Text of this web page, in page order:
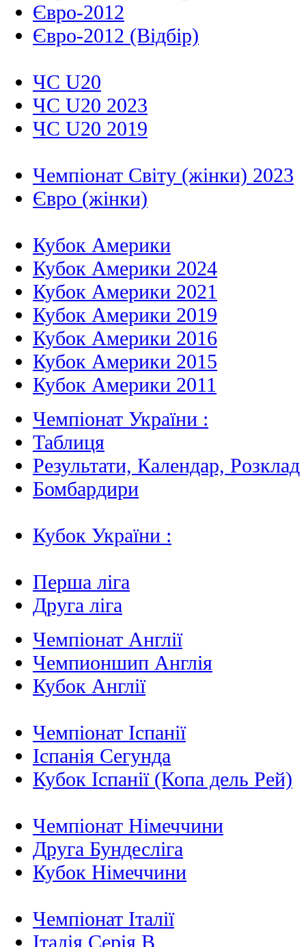
Євро-2012
Євро-2012 (Відбір)
ЧС U20
ЧС U20 2023
ЧС U20 2019
Чемпіонат Світу (жінки) 2023
Євро (жінки)
Кубок Америки
Кубок Америки 2024
Кубок Америки 2021
Кубок Америки 2019
Кубок Америки 2016
Кубок Америки 2015
Кубок Америки 2011
Чемпіонат України :
Таблиця
Результати, Календар, Poзклад
Бомбардири
Кубок України :
Перша ліга
Друга ліга
Чемпіонат Англії
Чемпионшип Англія
Кубок Англії
Чемпіонат Іспанії
Іспанія Сегунда
Кубок Іспанії (Копа дель Рей)
Чемпіонат Німеччини
Друга Бундесліга
Кубок Німеччини
Чемпіонат Італії
Італія Серія B